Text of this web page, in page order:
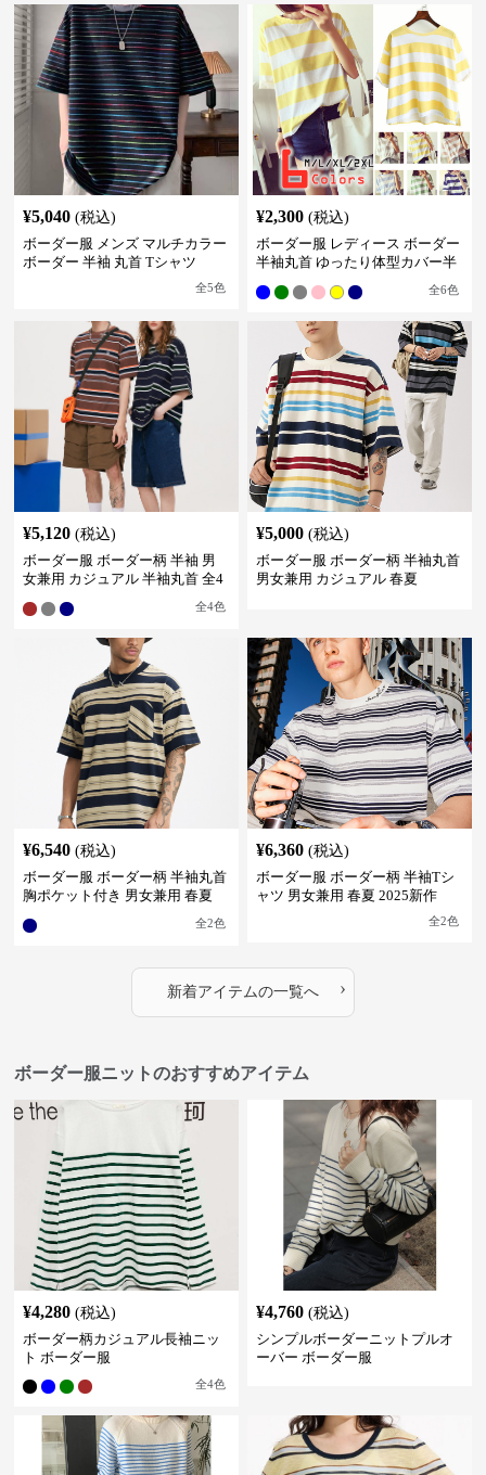
¥5,040 (税込)
ボーダー服 メンズ マルチカラー
ボーダー 半袖 丸首 Tシャツ
全5色
¥2,300 (税込)
ボーダー服 レディース ボーダー
半袖丸首 ゆったり体型カバー半
全6色
¥5,120 (税込)
ボーダー服 ボーダー柄 半袖 男
女兼用 カジュアル 半袖丸首 全4
全4色
¥5,000 (税込)
ボーダー服 ボーダー柄 半袖丸首
男女兼用 カジュアル 春夏
¥6,540 (税込)
ボーダー服 ボーダー柄 半袖丸首
胸ポケット付き 男女兼用 春夏
全2色
¥6,360 (税込)
ボーダー服 ボーダー柄 半袖Tシ
ャツ 男女兼用 春夏 2025新作
全2色
新着アイテムの一覧へ ›
ボーダー服ニットのおすすめアイテム
¥4,280 (税込)
ボーダー柄カジュアル長袖ニッ
ト ボーダー服
全4色
¥4,760 (税込)
シンプルボーダーニットプルオ
ーバー ボーダー服